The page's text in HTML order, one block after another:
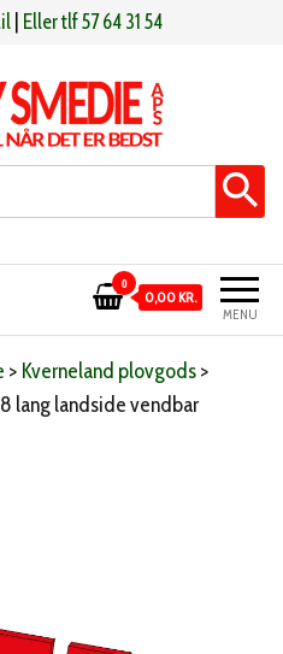
Eller tlf 57 64 31 54
Maskinhandel når det er bedst
MENU
0
0,00 KR.
> Kverneland plovgods>
lang landside vendbar